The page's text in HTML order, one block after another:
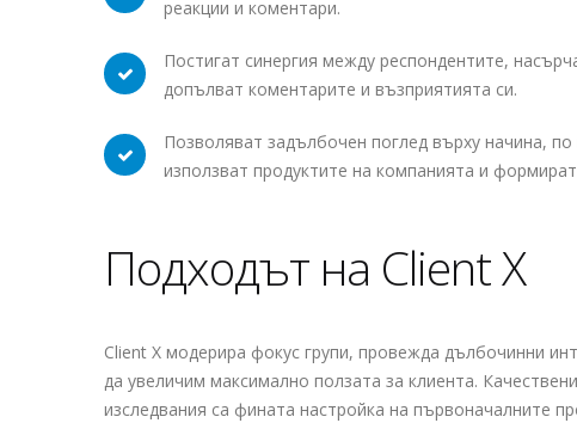
реакции и коментари.
Постигат синергия между респондентите,
допълват коментарите и възприятията си.
Позволяват задълбочен поглед върху начина, по
използват продуктите на компанията и формират
Подходът на Client X
Client X модерира фокус групи, провежда дълбочинни
да увеличим максимално ползата за клиента.
изследвания са фината настройка на първоначалните